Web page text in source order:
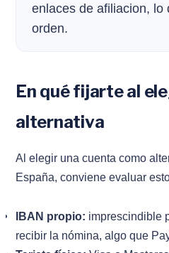
enlaces de afiliacion, lo
orden.
En qué fijarte al
alternativa
Al elegir una cuenta como
España, conviene evaluar
IBAN propio: imprescindible
recibir la nómina, algo que